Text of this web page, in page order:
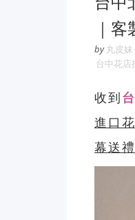
｜
by 丸皮妹
台中花店
收到
進口
幕送禮